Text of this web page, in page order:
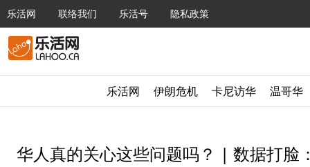
乐活网 联络我们 乐活号 隐私政策
乐活网 伊朗危机 卡尼访华 温哥华
华人真的关心这些问题吗？ | 数据打脸